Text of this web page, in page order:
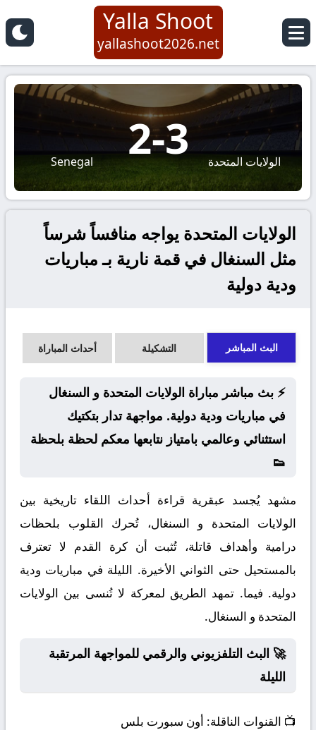
Yalla Shoot
yallashoot2026.net
الولايات المتحدة 3
-
2
Senegal
الولايات المتحدة يواجه منافساً شرساً
مثل السنغال في قمة نارية بـ مباريات
ودية دولية
البث المباشر التشكيلة أحداث المباراة
⚡ بث مباشر مباراة الولايات المتحدة و السنغال
في مباريات ودية دولية. مواجهة تدار بتكتيك
استثنائي وعالمي بامتياز نتابعها معكم لحظة بلحظة
👟
مشهد يُجسد عبقرية قراءة أحداث اللقاء تاريخية بين
الولايات المتحدة و السنغال، تُحرك القلوب بلحظات
درامية وأهداف قاتلة، تُثبت أن كرة القدم لا تعترف
بالمستحيل حتى الثواني الأخيرة. الليلة في مباريات ودية
دولية. فيما. تمهد الطريق لمعركة لا تُنسى بين الولايات
المتحدة و السنغال.
🚀 البث التلفزيوني والرقمي للمواجهة المرتقبة
الليلة
📺 القنوات الناقلة: أون سبورت بلس